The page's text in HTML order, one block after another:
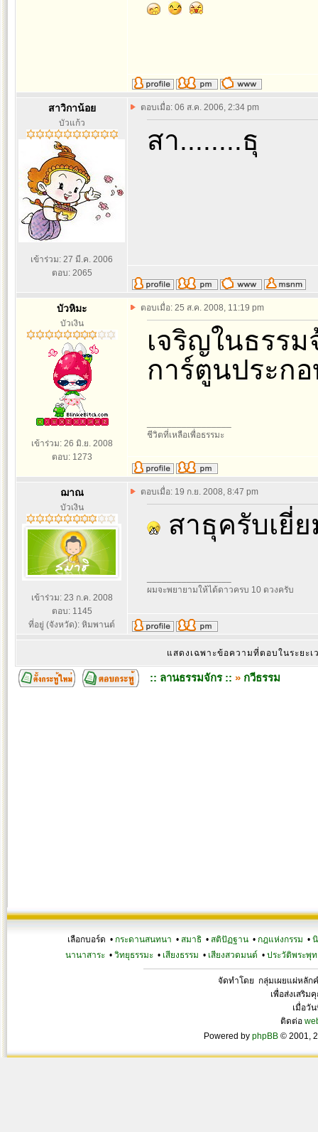
สาวิกาน้อย
บัวแก้ว
เข้าร่วม: 27 มี.ค. 2006
ตอบ: 2065
ตอบเมื่อ: 06 ส.ค. 2006, 2:34 pm
สา........ธุ
บัวหิมะ
บัวเงิน
เข้าร่วม: 26 มิ.ย. 2008
ตอบ: 1273
ตอบเมื่อ: 25 ส.ค. 2008, 11:19 pm
เจริญในธรร
การ์ตูนประก
ชีวิตที่เหลือเพื่อธรรมะ
ฌาณ
บัวเงิน
เข้าร่วม: 23 ก.ค. 2008
ตอบ: 1145
ที่อยู่ (จังหวัด): หิมพานต์
ตอบเมื่อ: 19 ก.ย. 2008, 8:47 pm
สาธุครับเยี่
ผมจะพยายามให้ได้ดาวครบ 10 ดวงครับ
แสดงเฉพาะข้อความที่ตอบในระยะ
:: ลานธรรมจักร :: » กวีธรรม
เลือกบอร์ด • กระดานสนทนา • สมาธิ • สติปัฏฐาน • กฎแห่งกรรม •
นานาสาระ• วิทยุธรรมะ• เสียงธรรม • เสียงสวดมนต์ • ประวัติพระพุท
จัดทำโดย กลุ่มเผยแผ่หลัก
เพื่อส่งเสริม
เมื่อวั
ติดต่อ
Powered by phpBB © 2001,